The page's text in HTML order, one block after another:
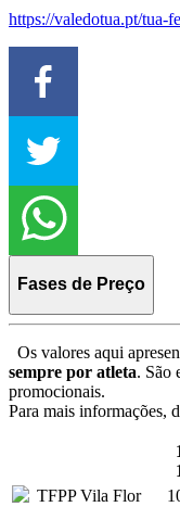
https://valedotua.pt/tua-
Fases de Preço
Os valores aqui
sempre por atleta. São
promocionais.
Para mais informações,
TFPP Vila Flor